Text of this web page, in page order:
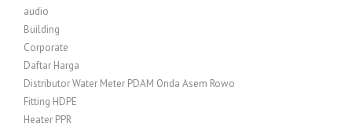
audio
Building
Corporate
Daftar Harga
Distributor Water Meter PDAM Onda Asem Rowo
Fitting HDPE
Heater PPR